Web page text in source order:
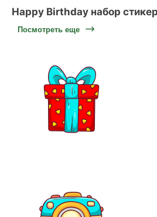
Happy Birthday набор
Посмотреть еще